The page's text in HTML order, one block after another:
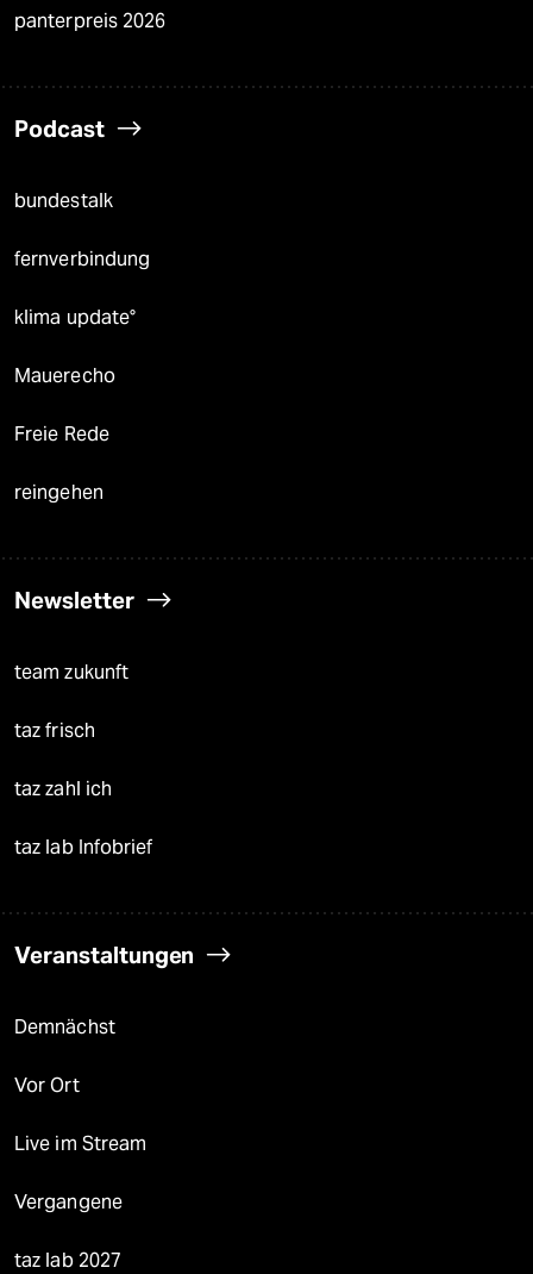
panterpreis 2026
Podcast
bundestalk
fernverbindung
klima update°
Mauerecho
Freie Rede
reingehen
Newsletter
team zukunft
taz frisch
taz zahl ich
taz lab Infobrief
Veranstaltungen
Demnächst
Vor Ort
Live im Stream
Vergangene
taz lab 2027